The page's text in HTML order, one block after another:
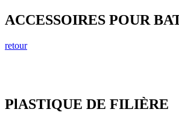
ACCESSOIRES POUR
retour
PlASTIQUE DE FILIÈRE